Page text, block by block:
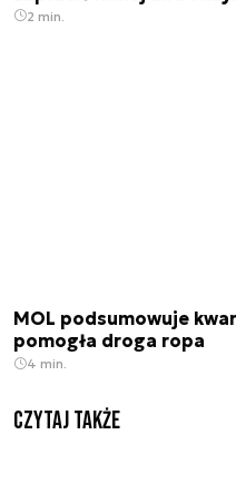
2 min.
MOL podsumowuje
pomogła droga ropa
4 min.
Czytaj także